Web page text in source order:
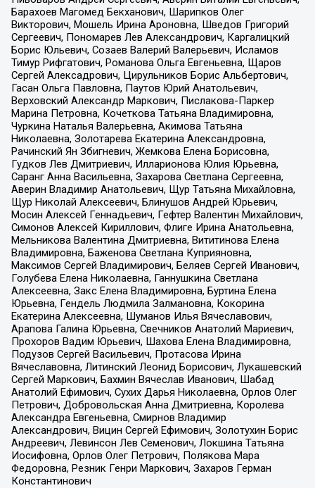
Барахоев Магомед Бекханович, Шарипков Олег
Викторович, Мошель Ирина Ароновна, Шведов Григорий
Сергеевич, Пономарев Лев Александрович, Каргалицкий
Борис Юльевич, Созаев Валерий Валерьевич, Исламов
Тимур Рифгатович, Романова Ольга Евгеньевна, Щаров
Сергей Алексадрович, Цирульников Борис Альбертович,
Гасан Ольга Павловна, Паутов Юрий Анатольевич,
Верховский Александр Маркович, Пислакова-Паркер
Марина Петровна, Кочеткова Татьяна Владимировна,
Чуркина Наталья Валерьевна, Акимова Татьяна
Николаевна, Золотарева Екатерина Александровна,
Рачинский Ян Збигневич, Жемкова Елена Борисовна,
Гудков Лев Дмитриевич, Илларионова Юлия Юрьевна,
Саранг Анна Васильевна, Захарова Светлана Сергеевна,
Аверин Владимир Анатольевич, Щур Татьяна Михайловна,
Щур Николай Алексеевич, Блинушов Андрей Юрьевич,
Мосин Алексей Геннадьевич, Гефтер Валентин Михайлович,
Симонов Алексей Кириллович, Флиге Ирина Анатольевна,
Мельникова Валентина Дмитриевна, Вититинова Елена
Владимировна, Баженова Светлана Куприяновна,
Максимов Сергей Владимирович, Беляев Сергей Иванович,
Голубева Елена Николаевна, Ганнушкина Светлана
Алексеевна, Закс Елена Владимировна, Буртина Елена
Юрьевна, Гендель Людмила Залмановна, Кокорина
Екатерина Алексеевна, Шуманов Илья Вячеславович,
Арапова Галина Юрьевна, Свечников Анатолий Мариевич,
Прохоров Вадим Юрьевич, Шахова Елена Владимировна,
Подузов Сергей Васильевич, Протасова Ирина
Вячеславовна, Литинский Леонид Борисович, Лукашевский
Сергей Маркович, Бахмин Вячеслав Иванович, Шабад
Анатолий Ефимович, Сухих Дарья Николаевна, Орлов Олег
Петрович, Добровольская Анна Дмитриевна, Королева
Александра Евгеньевна, Смирнов Владимир
Александрович, Вицин Сергей Ефимович, Золотухин Борис
Андреевич, Левинсон Лев Семенович, Локшина Татьяна
Иосифовна, Орлов Олег Петрович, Полякова Мара
Федоровна, Резник Генри Маркович, Захаров Герман
Константинович